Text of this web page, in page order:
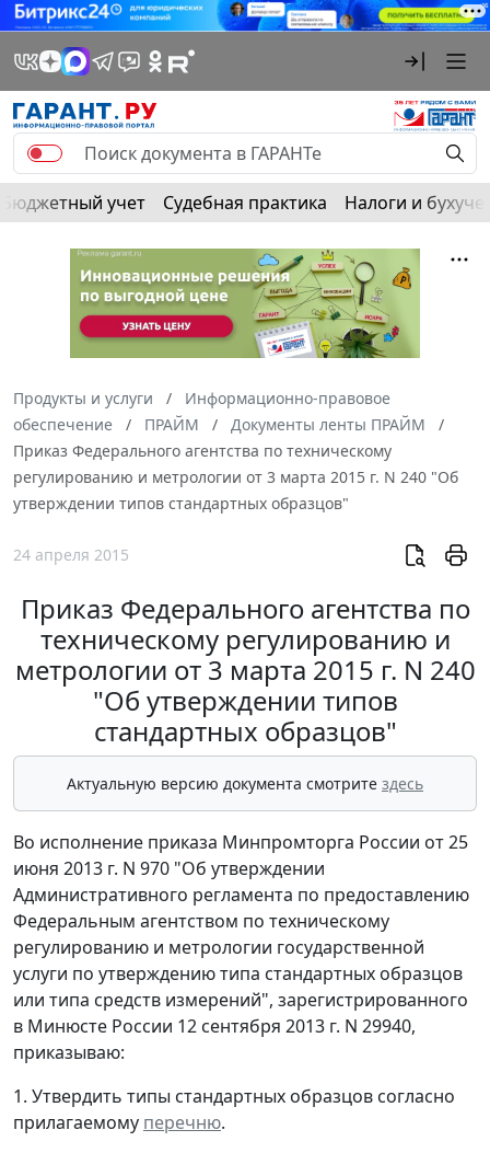
Бюджетный учет Судебная практика Налоги и
Продукты и услуги
Информационно-правовое
обеспечение
ПРАЙМ
Документы ленты ПРАЙМ
Приказ Федерального агентства по техническому
регулированию и метрологии от 3 марта 2015 г. N 240 "Об
утверждении типов стандартных образцов"
24 апреля 2015
Приказ Федерального агентства по
техническому регулированию и
метрологии от 3 марта 2015 г. N 240
"Об утверждении типов
стандартных образцов"
Актуальную версию документа смотрите здесь
Во исполнение приказа Минпромторга России от 25
июня 2013 г. N 970 "Об утверждении
Административного регламента по предоставлению
Федеральным агентством по техническому
регулированию и метрологии государственной
услуги по утверждению типа стандартных образцов
или типа средств измерений", зарегистрированного
в Минюсте России 12 сентября 2013 г. N 29940,
приказываю:
1. Утвердить типы стандартных образцов согласно
прилагаемому перечню.